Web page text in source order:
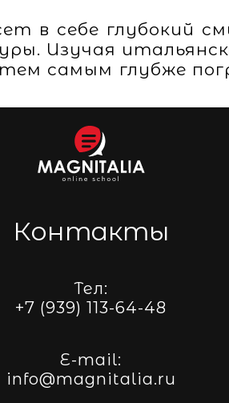
в себе глубокий
Изучая
самым глубже
Контакты
Тел:
+7 (939) 113-64-48
E-mail:
info@magnitalia.ru